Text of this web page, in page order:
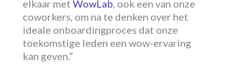
elkaar met WowLab, ook een van onze
coworkers, om na te denken over het
ideale onboardingproces dat onze
toekomstige leden een wow-ervaring
kan geven.”